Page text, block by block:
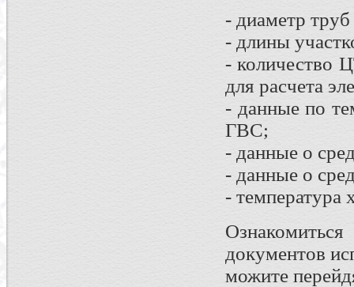
- диаметр
- длины
- количество
для расчета
- данные по
ГВС;
- данные о
- данные о
- температура
документов
можите